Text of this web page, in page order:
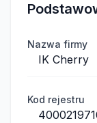
Nazwa firmy
IK Cherry
Kod rejestru